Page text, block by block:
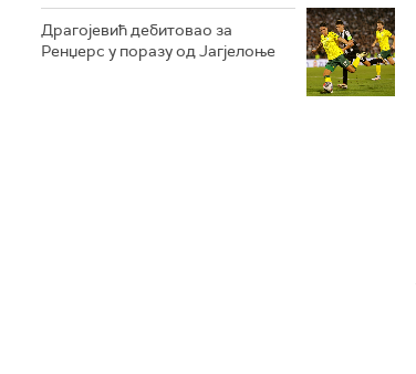
Драгојевић дебитовао за
Ренџерс у поразу од Јагјелоње